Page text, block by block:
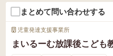
まとめて問い合わせする
児童発達支援事業所
まいるーむ放課後こども